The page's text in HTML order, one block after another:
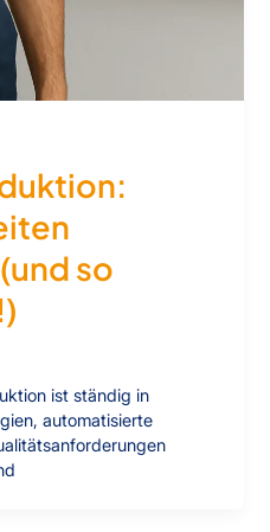
so
ist ständig in
automatisierte